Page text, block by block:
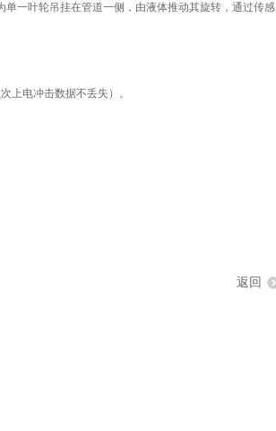
一叶轮吊挂在管道一侧，由液体推动其旋转，通过传感
电冲击数据不丢失）。
返回